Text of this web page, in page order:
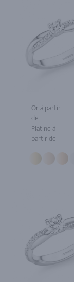
Or à partir
de
Platine à
partir de